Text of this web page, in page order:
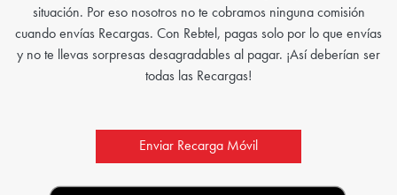
situación. Por eso nosotros no te cobramos ninguna comisión
cuando envías Recargas. Con Rebtel, pagas solo por lo que envías
y no te llevas sorpresas desagradables al pagar. ¡Así deberían ser
todas las Recargas!
Enviar Recarga Móvil